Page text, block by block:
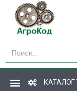
Перейти
содержимому
Поиск